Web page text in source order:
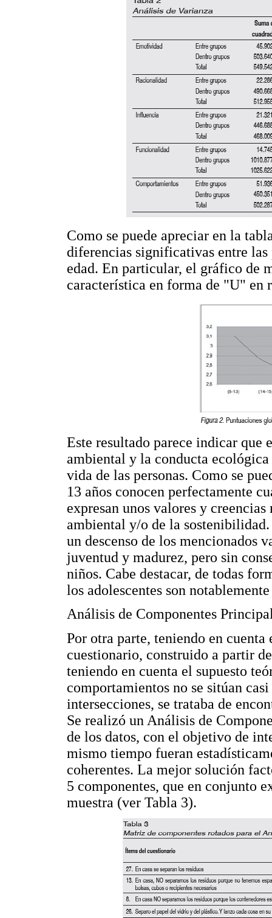
Como se puede apreciar en la
diferencias significativas entre las
edad. En particular, el gráfico de
característica en forma de "U" en
Este resultado parece indicar
ambiental y la conducta
vida de las personas. Como se
13 años conocen perfectamente
expresan unos valores y
ambiental y/o de la
un descenso de los mencionados
juventud y madurez, pero sin
niños. Cabe destacar, de todas
los adolescentes son
Análisis de Componentes
Por otra parte, teniendo en
cuestionario, construido a partir
teniendo en cuenta el supuesto
comportamientos no se sitúan
intersecciones, se trataba de
Se realizó un Análisis de
de los datos, con el objetivo de
mismo tiempo fueran
coherentes. La mejor solución
5 componentes, que en conjunto
muestra (ver Tabla 3).